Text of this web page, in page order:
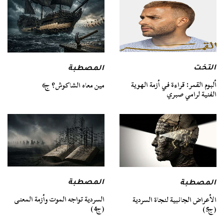
التخت
ألبوم القمر: قراءة في أزمة الهوية
الفنية لرامي صبري
المصطبة
مين معاه الشاكوش؟ ج6
المصطبة
الأعراض الجانبية لنجاة السردية
(ج5)
المصطبة
السردية تواجه الموت وأزمة المعنى
(ج4)